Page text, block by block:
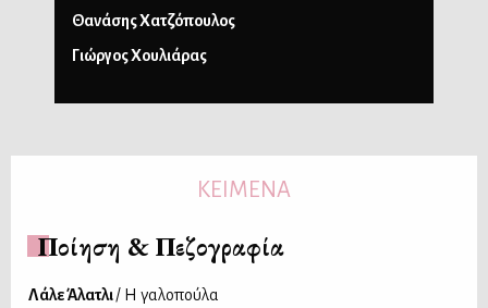
Θανάσης Χατζόπουλος
Γιώργος Χουλιάρας
ΚΕΙΜΕΝΑ
Ποίηση & Πεζογραφία
Λάλε Άλατλι/ Η γαλοπούλα